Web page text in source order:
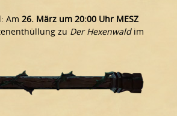
Am26. März um 20:00 Uhr MESZ
zu Der Hexenwaldim